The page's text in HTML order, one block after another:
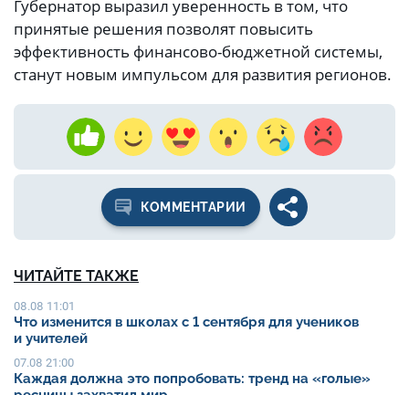
Губернатор выразил уверенность в том, что
принятые решения позволят повысить
эффективность финансово-бюджетной системы,
станут новым импульсом для развития регионов.
КОММЕНТАРИИ
ЧИТАЙТЕ ТАКЖЕ
08.08 11:01
Что изменится в школах с 1 сентября для учеников
и учителей
07.08 21:00
Каждая должна это попробовать: тренд на «голые»